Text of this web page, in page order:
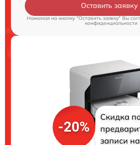
Оставить заявку
Нажимая на кнопку "Оставить заявку" Вы
конфиденциальности
-20%
Скидка
записи